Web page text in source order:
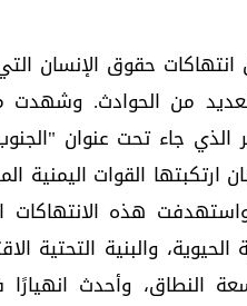
حقوق الإنسان
التقرير الذي جاء تحت
ارتكبتها القوات
هذه الانتهاكات
الحيوية، والبنية التحتية
النطاق، وأحدث